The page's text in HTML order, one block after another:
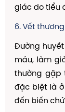
giác do tiểu
6. Vết
Đường
máu, làm
thường gặp
đặc biệt là
đến biến